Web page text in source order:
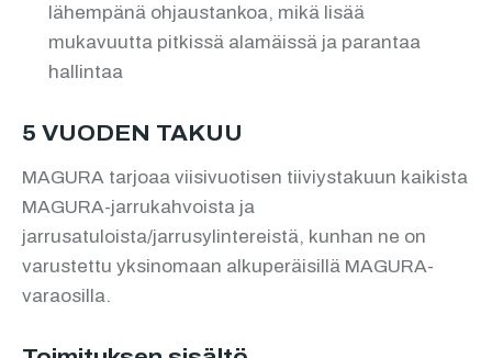
lähempänä ohjaustankoa, mikä lisää
mukavuutta pitkissä alamäissä ja parantaa
hallintaa
5 VUODEN TAKUU
MAGURA tarjoaa viisivuotisen tiiviystakuun kaikista
MAGURA-jarrukahvoista ja
jarrusatuloista/jarrusylintereistä, kunhan ne on
varustettu yksinomaan alkuperäisillä MAGURA-
varaosilla.